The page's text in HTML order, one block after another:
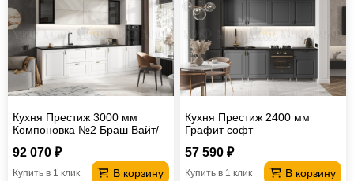
Кухня Престиж 3000 мм
Компоновка №2 Браш Вайт/
92 070 ₽
В корзину
Купить в 1 клик
Кухня Престиж 2400 мм
Графит софт
57 590 ₽
В корзину
Купить в 1 клик